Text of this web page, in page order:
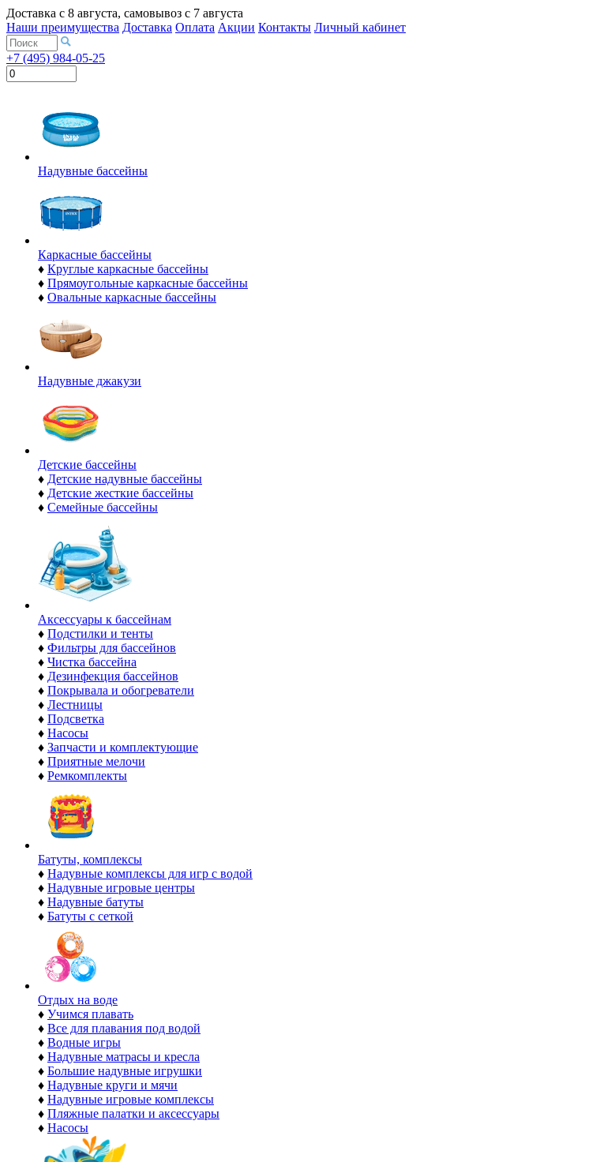
Доставка с 8 августа, самовывоз с 7 августа
Наши преимущества Доставка Оплата Акции Контакты Личный кабинет
+7 (495) 984-05-25
Надувные бассейны
Каркасные бассейны
♦ Круглые каркасные бассейны
♦ Прямоугольные каркасные бассейны
♦ Овальные каркасные бассейны
Надувные джакузи
Детские бассейны
♦ Детские надувные бассейны
♦ Детские жесткие бассейны
♦ Семейные бассейны
Аксессуары к бассейнам
♦ Подстилки и тенты
♦ Фильтры для бассейнов
♦ Чистка бассейна
♦ Дезинфекция бассейнов
♦ Покрывала и обогреватели
♦ Лестницы
♦ Подсветка
♦ Насосы
♦ Запчасти и комплектующие
♦ Приятные мелочи
♦ Ремкомплекты
Батуты, комплексы
♦ Надувные комплексы для игр с водой
♦ Надувные игровые центры
♦ Надувные батуты
♦ Батуты с сеткой
Отдых на воде
♦ Учимся плавать
♦ Все для плавания под водой
♦ Водные игры
♦ Надувные матрасы и кресла
♦ Большие надувные игрушки
♦ Надувные круги и мячи
♦ Надувные игровые комплексы
♦ Пляжные палатки и аксессуары
♦ Насосы